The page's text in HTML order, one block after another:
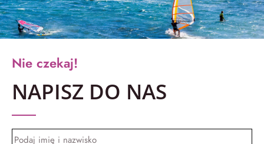
Nie czekaj!
NAPISZ DO NAS